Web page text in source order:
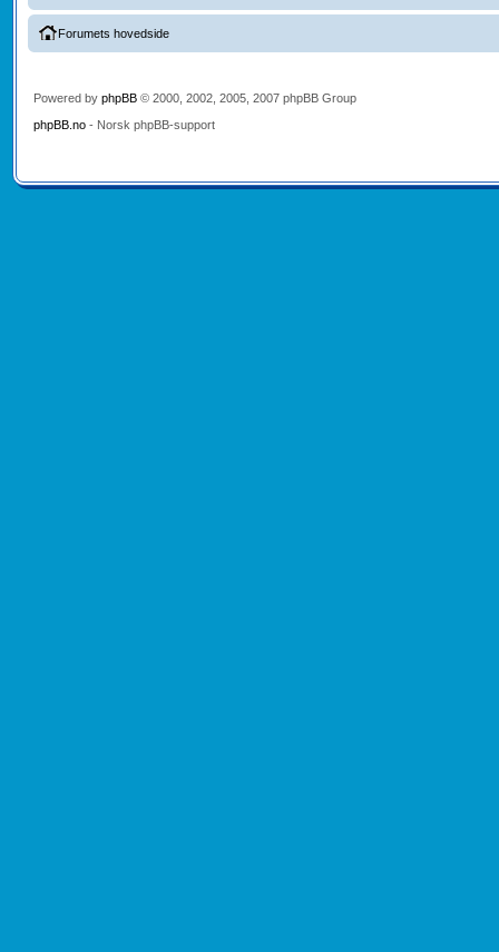
Forumets hovedside
Powered by phpBB© 2000, 2002, 2005, 2007 phpBB Group
phpBB.no- Norsk phpBB-support